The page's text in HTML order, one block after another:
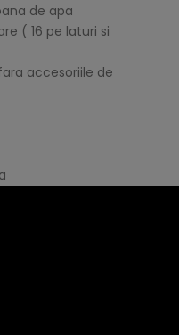
de apa
( 16 pe laturi si
accesoriile de